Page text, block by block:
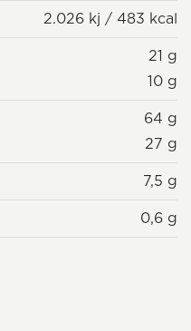
2.026 kj / 483 kcal
21 g
10 g
64 g
27 g
7,5 g
0,6 g